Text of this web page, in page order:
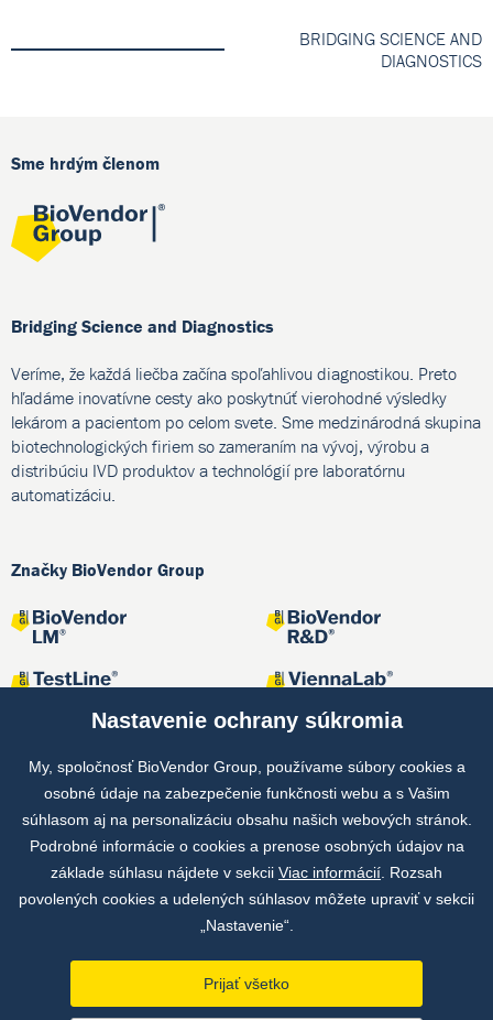
BRIDGING SCIENCE AND
DIAGNOSTICS
Sme hrdým členom
Bridging Science and Diagnostics
Veríme, že každá liečba začína spoľahlivou diagnostikou. Preto
hľadáme inovatívne cesty ako poskytnúť vierohodné výsledky
lekárom a pacientom po celom svete. Sme medzinárodná skupina
biotechnologických firiem so zameraním na vývoj, výrobu a
distribúciu IVD produktov a technológií pre laboratórnu
automatizáciu.
Značky BioVendor Group
Spoločné projekty
Nastavenie ochrany súkromia
My, spoločnosť BioVendor Group, používame súbory cookies a
osobné údaje na zabezpečenie funkčnosti webu a s Vašim
súhlasom aj na personalizáciu obsahu našich webových stránok.
Podrobné informácie o cookies a prenose osobných údajov na
základe súhlasu nájdete v sekcii Viac informácií . Rozsah
povolených cookies a udelených súhlasov môžete upraviť v sekcii
„Nastavenie“.
Prijať všetko